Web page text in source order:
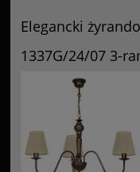
Elegancki
1337G/24/07 3-